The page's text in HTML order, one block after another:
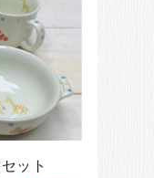
ット